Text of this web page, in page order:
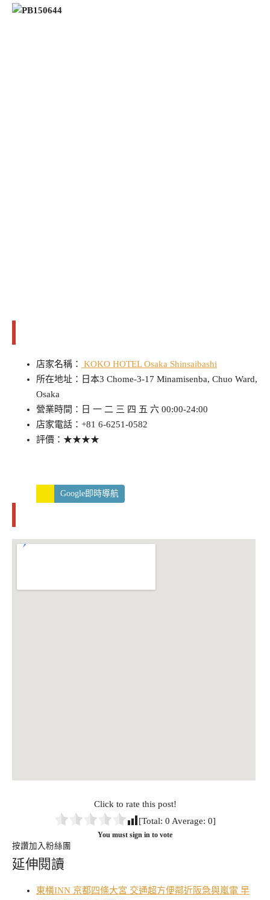
店家名稱：
KOKO HOTEL Osaka Shinsaibashi
所在地址：日本3 Chome-3-17 Minamisenba, Chuo Ward,
Osaka
營業時間：日 一 二 三 四 五 六 00:00-24:00
店家電話：+81 6-6251-0582
評價：★★★★
Google即時導航
Click to rate this post!
[Total: 0 Average: 0]
You must sign in to vote
按讚加入粉絲團
延伸閱讀
東橫INN 京都四條大宮 交通超方便鄰近阪急與嵐電 早